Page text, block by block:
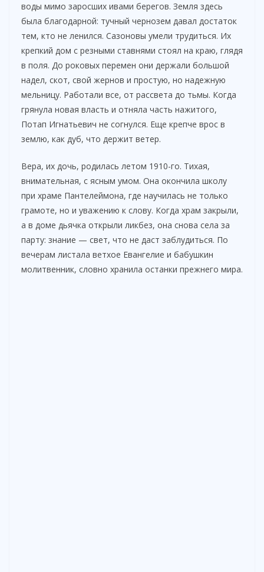
воды мимо заросших ивами берегов. Земля здесь
была благодарной: тучный чернозем давал достаток
тем, кто не ленился. Сазоновы умели трудиться. Их
крепкий дом с резными ставнями стоял на краю, глядя
в поля. До роковых перемен они держали большой
надел, скот, свой жернов и простую, но надежную
мельницу. Работали все, от рассвета до тьмы. Когда
грянула новая власть и отняла часть нажитого,
Потап Игнатьевич не согнулся. Еще крепче врос в
землю, как дуб, что держит ветер.
Вера, их дочь, родилась летом 1910-го. Тихая,
внимательная, с ясным умом. Она окончила школу
при храме Пантелеймона, где научилась не только
грамоте, но и уважению к слову. Когда храм закрыли,
а в доме дьячка открыли ликбез, она снова села за
парту: знание — свет, что не даст заблудиться. По
вечерам листала ветхое Евангелие и бабушкин
молитвенник, словно хранила останки прежнего мира.